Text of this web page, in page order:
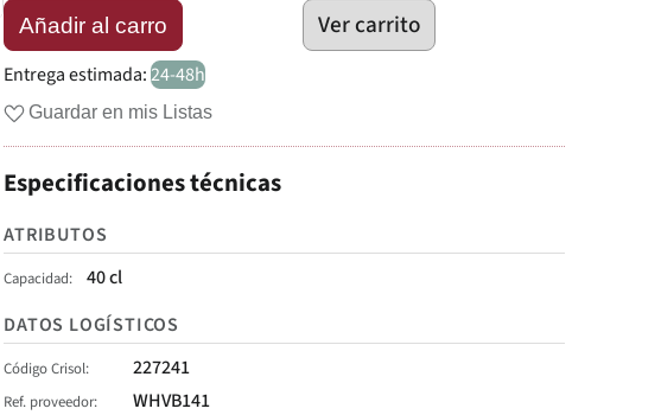
Añadir al carro Ver carrito
Entrega estimada:24-48h
Guardar en mis Listas
Especificaciones técnicas
ATRIBUTOS
Capacidad
40 cl
DATOS LOGÍSTICOS
Código Crisol 227241
Ref. proveedor WHVB141